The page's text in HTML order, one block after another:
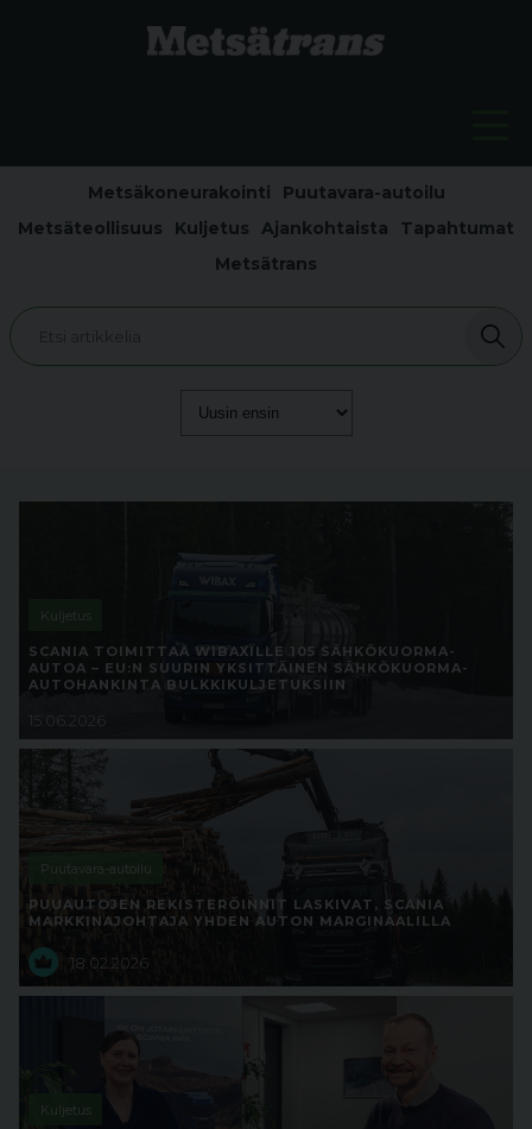
Metsäkoneurakointi
Puutavara-autoilu
Metsäteollisuus
Kuljetus Ajankohtaista
Tapahtumat
Metsätrans
Kuljetus
SCANIA TOIMITTAA WIBAXILLE 105 SÄHKÖKUORMA-
AUTOA – EU:N SUURIN YKSITTÄINEN SÄHKÖKUORMA-
AUTOHANKINTA BULKKIKULJETUKSIIN
15.06.2026
Puutavara-autoilu
PUUAUTOJEN REKISTERÖINNIT LASKIVAT, SCANIA
MARKKINAJOHTAJA YHDEN AUTON MARGINAALILLA
18.02.2026
Kuljetus